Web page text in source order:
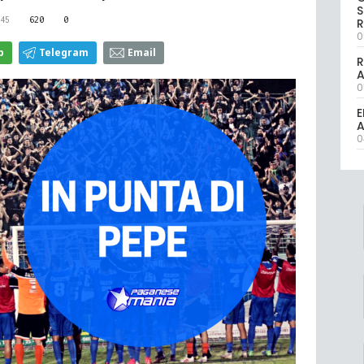
620 0
Telegram Email